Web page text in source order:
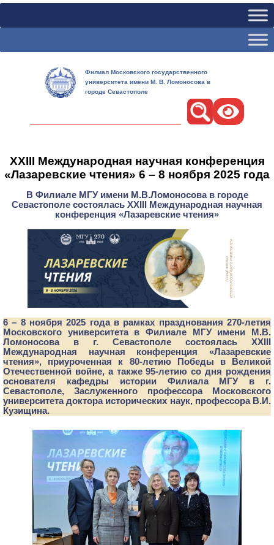
Филиал Московского государственного
университета имени М. В. Ломоносова в
городе Севастополе
ХXIII Международная научная конференция
«Лазаревские чтения» 6 – 8 ноября 2025 года
В Филиале МГУ имени М.В.Ломоносова в городе
Севастополе состоялась ХXIII Международная научная
конференция «Лазаревские чтения»
6 – 8 ноября 2025 года в рамках празднования 270-летия
Московского университета в Филиале МГУ имени М.В.
Ломоносова в г. Севастополе состоялась ХXIII
Международная научная конференция «Лазаревские
чтения», приуроченная к 80-летию Победы в Великой
Отечественной войне, а также 95-летию со дня рождения
основателя кафедры истории Филиала МГУ в г.
Севастополе, Заслуженного профессора Московского
университета доктора исторических наук, профессора В.И.
Кузищина.